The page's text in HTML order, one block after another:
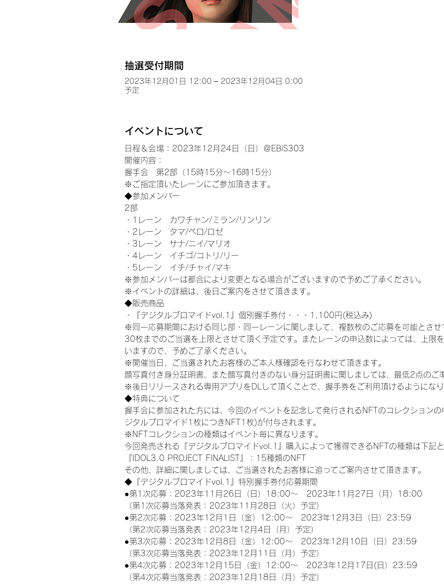
抽選受付期間
2023年12月01日 12:00 – 2023年12月04日 0:00
予定
イベントについて
日程＆会場：2023年12月24日（日）＠EBiS303
開催内容：
握手会　第2部（15時15分～16時15分）
※ご指定頂いたレーンにご参加頂きます。
◆参加メンバー
2部
・1レーン　カワチャン/ミラン/リンリン
・2レーン　タマ/ペロ/ロゼ
・3レーン　サナ/ニイ/マリオ
・4レーン　イチゴ/コトリ/リー
・5レーン　イチ/チャイ/マキ
※参加メンバーは都合により変更となる場合がございますので予めご了承ください。
※イベントの詳細は、後日ご案内をさせて頂きます。
◆販売商品
・『デジタルブロマイドvol.1』個別握手券付・・・1,100円(税込み)
※同一応募期間における同じ部・同一レーンに関しまして、複数枚のご応募を可能とさ
30枚までのご当選を上限とさせて頂く予定です。またレーンの申込数によっては、上限
いますので、予めご了承ください。
※開催当日、ご当選されたお客様のご本人様確認を行なわせて頂きます。
顔写真付き身分証明書、また顔写真付きのない身分証明書に関しましては、最低2点のご
※後日リリースされる専用アプリをDLして頂くことで、握手券をご利用頂けるようになり
◆特典について
握手会に参加された方には、今回のイベントを記念して発行されるNFTのコレクション
ジタルブロマイド1枚につきNFT1枚)が付与されます。
※NFTコレクションの種類はイベント毎に異なります。
今回発売される『デジタルブロマイドvol.1』購入によって獲得できるNFTの種類は下記と
『IDOL3.0 PROJECT FINALIST』：15種類のNFT
その他、詳細に関しましては、ご当選されたお客様に追ってご案内させて頂きます。
◆『デジタルブロマイドvol.1』特別握手券付応募期間
●第1次応募：2023年11月26日（日）18:00～　2023年11月27日（月）18:00
（第1次応募当落発表：2023年11月28日（火）予定）
●第2次応募：2023年12月1日（金）12:00～　2023年12月3日（日）23:59
（第2次応募当落発表：2023年12月4日（月）予定）
●第3次応募：2023年12月8日（金）12:00～　2023年12月10日（日）23:59
（第3次応募当落発表：2023年12月11日（月）予定）
●第4次応募：2023年12月15日（金）12:00～　2023年12月17日(日）23:59
（第4次応募当落発表：2023年12月18日（月）予定）